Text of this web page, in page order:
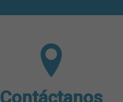
Contáctanos